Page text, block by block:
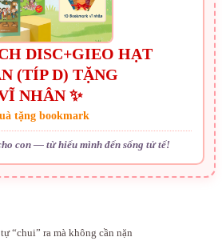
DISC+GIEO HẠT
(TÍP D) TẶNG
NHÂN ✨
tặng bookmark
con — từ hiểu mình đến sống tử tế!
“chui” ra mà không cần nặn